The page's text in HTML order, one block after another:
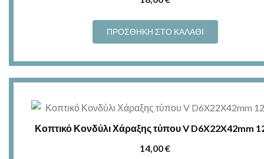
ΠΡΟΣΘΉΚΗ ΣΤΟ ΚΑΛΆΘΙ
Κοπτικό Κονδύλι Χάραξης τύπου V D6X22X42mm
14,00€